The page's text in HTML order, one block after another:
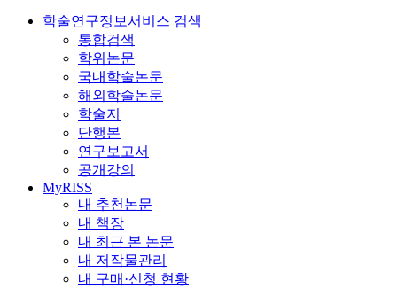
학술연구정보서비스 검색
통합검색
학위논문
국내학술논문
해외학술논문
학술지
단행본
연구보고서
공개강의
MyRISS
내 추천논문
내 책장
내 최근 본 논문
내 저작물관리
내 구매·신청 현황